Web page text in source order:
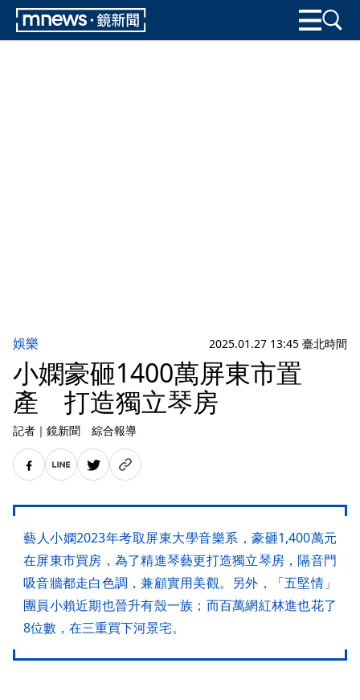
娛樂 2025.01.27 13:45 臺北時間
小嫻豪砸1400萬屏東市置
產 打造獨立琴房
記者 ｜ 鏡新聞 綜合報導
藝人小嫻2023年考取屏東大學音樂系，豪砸1,400萬元
在屏東市買房，為了精進琴藝更打造獨立琴房，隔音門
吸音牆都走白色調，兼顧實用美觀。另外，「五堅情」
團員小賴近期也晉升有殼一族；而百萬網紅林進也花了
8位數，在三重買下河景宅。